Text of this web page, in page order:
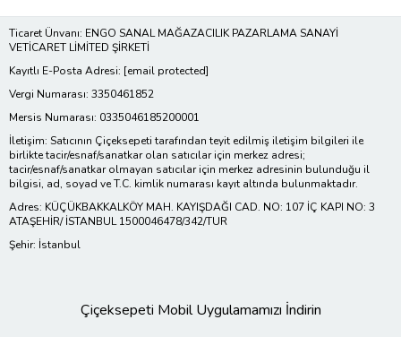
Ticaret Ünvanı: ENGO SANAL MAĞAZACILIK PAZARLAMA SANAYİ
VETİCARET LİMİTED ŞİRKETİ
Kayıtlı E-Posta Adresi: [email protected]
Vergi Numarası: 3350461852
Mersis Numarası: 0335046185200001
İletişim: Satıcının Çiçeksepeti tarafından teyit edilmiş iletişim bilgileri ile
birlikte tacir/esnaf/sanatkar olan satıcılar için merkez adresi;
tacir/esnaf/sanatkar olmayan satıcılar için merkez adresinin bulunduğu il
bilgisi, ad, soyad ve T.C. kimlik numarası kayıt altında bulunmaktadır.
Adres: KÜÇÜKBAKKALKÖY MAH. KAYIŞDAĞI CAD. NO: 107 İÇ KAPI NO: 3
ATAŞEHİR/ İSTANBUL 1500046478/342/TUR
Şehir: İstanbul
Çiçeksepeti Mobil Uygulamamızı İndirin